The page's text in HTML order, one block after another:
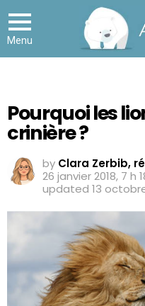
Menu
Pourquoi les
crinière ?
by Clara Zerbib,
26 janvier 2018, 7 h
updated 13